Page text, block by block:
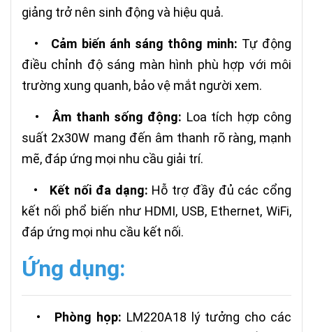
giảng trở nên sinh động và hiệu quả.
• Cảm biến ánh sáng thông minh: Tự động
điều chỉnh độ sáng màn hình phù hợp với môi
trường xung quanh, bảo vệ mắt người xem.
•Âm thanh sống động: Loa tích hợp công
suất 2x30W mang đến âm thanh rõ ràng, mạnh
mẽ, đáp ứng mọi nhu cầu giải trí.
• Kết nối đa dạng: Hỗ trợ đầy đủ các cổng
kết nối phổ biến như HDMI, USB, Ethernet, WiFi,
đáp ứng mọi nhu cầu kết nối.
Ứng dụng:
• Phòng họp: LM220A18 lý tưởng cho các